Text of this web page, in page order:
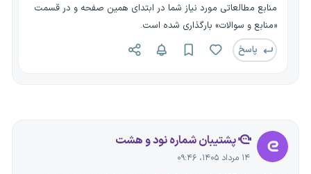
منابع مطالعاتی مورد نیاز شما در ابتدای همین صفحه و در قسمت
«منابع و سوالات» بارگذاری شده است.
پاسخ
پشتیبان شماره نود و هشت
۱۴ مرداد ۱۴۰۵، ۰۹:۴۶